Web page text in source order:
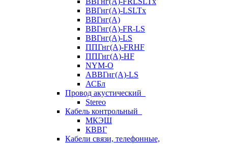
ВВГнг(A)-LSLTx
ВВГнг(А)
ВВГнг(А)-FR-LS
ВВГнг(А)-LS
ППГнг(А)-FRHF
ППГнг(А)-HF
NYM-O
АВВГнг(А)-LS
АСБл
Провод акустический
Stereo
Кабель контрольный
МКЭШ
КВВГ
Кабели связи, телефонные,